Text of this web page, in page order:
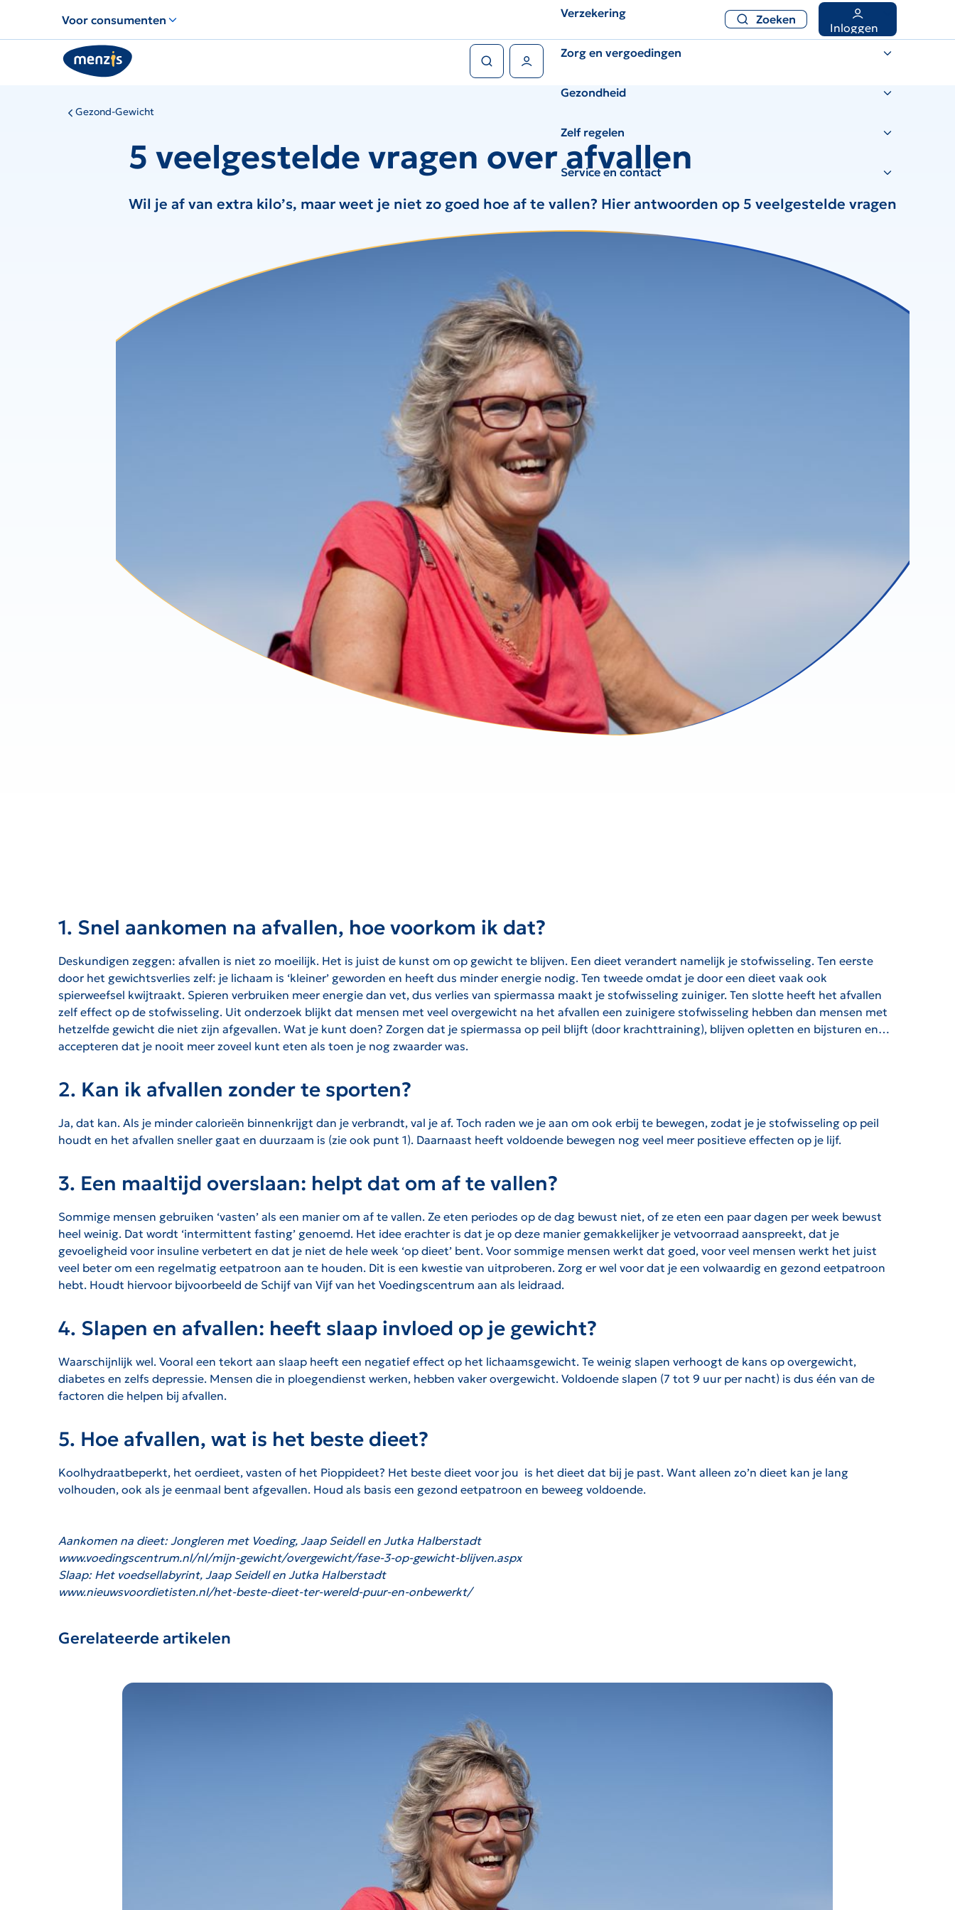
voor
snelle
navigatie
Voor consumenten Zoeken
Inloggen
Verzekering
Zorg en vergoedingen
Gezondheid
Zelf regelen
Service en contact
Gezond-Gewicht
5 veelgestelde vragen over afvallen
Wil je af van extra kilo’s, maar weet je niet zo goed hoe af te vallen? Hier antwoorden op 5 veelgestelde vragen
1. Snel aankomen na afvallen, hoe voorkom ik dat?
Deskundigen zeggen: afvallen is niet zo moeilijk. Het is juist de kunst om op gewicht te blijven. Een dieet verandert namelijk je stofwisseling. Ten eerste
door het gewichtsverlies zelf: je lichaam is ‘kleiner’ geworden en heeft dus minder energie nodig. Ten tweede omdat je door een dieet vaak ook
spierweefsel kwijtraakt. Spieren verbruiken meer energie dan vet, dus verlies van spiermassa maakt je stofwisseling zuiniger. Ten slotte heeft het afvallen
zelf effect op de stofwisseling. Uit onderzoek blijkt dat mensen met veel overgewicht na het afvallen een zuinigere stofwisseling hebben dan mensen met
hetzelfde gewicht die niet zijn afgevallen. Wat je kunt doen? Zorgen dat je spiermassa op peil blijft (door krachttraining), blijven opletten en bijsturen en…
accepteren dat je nooit meer zoveel kunt eten als toen je nog zwaarder was.
2. Kan ik afvallen zonder te sporten?
Ja, dat kan. Als je minder calorieën binnenkrijgt dan je verbrandt, val je af. Toch raden we je aan om ook erbij te bewegen, zodat je je stofwisseling op peil
houdt en het afvallen sneller gaat en duurzaam is (zie ook punt 1). Daarnaast heeft voldoende bewegen nog veel meer positieve effecten op je lijf.
3. Een maaltijd overslaan: helpt dat om af te vallen?
Sommige mensen gebruiken ‘vasten’ als een manier om af te vallen. Ze eten periodes op de dag bewust niet, of ze eten een paar dagen per week bewust
heel weinig. Dat wordt ‘intermittent fasting’ genoemd. Het idee erachter is dat je op deze manier gemakkelijker je vetvoorraad aanspreekt, dat je
gevoeligheid voor insuline verbetert en dat je niet de hele week ‘op dieet’ bent. Voor sommige mensen werkt dat goed, voor veel mensen werkt het juist
veel beter om een regelmatig eetpatroon aan te houden. Dit is een kwestie van uitproberen. Zorg er wel voor dat je een volwaardig en gezond eetpatroon
hebt. Houdt hiervoor bijvoorbeeld de Schijf van Vijf van het Voedingscentrum aan als leidraad.
4. Slapen en afvallen: heeft slaap invloed op je gewicht?
Waarschijnlijk wel. Vooral een tekort aan slaap heeft een negatief effect op het lichaamsgewicht. Te weinig slapen verhoogt de kans op overgewicht,
diabetes en zelfs depressie. Mensen die in ploegendienst werken, hebben vaker overgewicht. Voldoende slapen (7 tot 9 uur per nacht) is dus één van de
factoren die helpen bij afvallen.
5. Hoe afvallen, wat is het beste dieet?
Koolhydraatbeperkt, het oerdieet, vasten of het Pioppideet? Het beste dieet voor jou is het dieet dat bij je past. Want alleen zo’n dieet kan je lang
volhouden, ook als je eenmaal bent afgevallen. Houd als basis een gezond eetpatroon en beweeg voldoende.
Aankomen na dieet: Jongleren met Voeding, Jaap Seidell en Jutka Halberstadt
www.voedingscentrum.nl/nl/mijn-gewicht/overgewicht/fase-3-op-gewicht-blijven.aspx
Slaap: Het voedsellabyrint, Jaap Seidell en Jutka Halberstadt
www.nieuwsvoordietisten.nl/het-beste-dieet-ter-wereld-puur-en-onbewerkt/
Gerelateerde artikelen